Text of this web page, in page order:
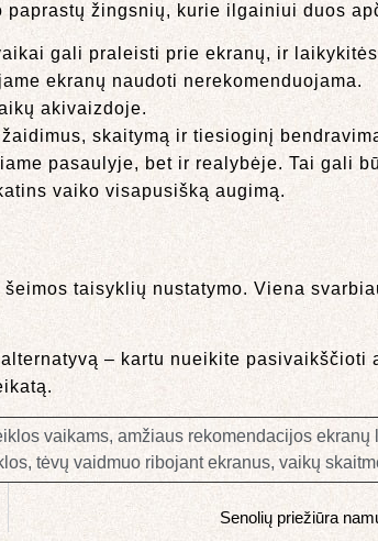
žingsnių, kurie ilgainiui duos
gali praleisti prie ekranų, ir
ekranų naudoti nerekomenduojama.
akivaizdoje.
skaitymą ir tiesioginį
pasaulyje, bet ir realybėje. Tai gali
vaiko visapusišką augimą.
taisyklių nustatymo. Viena
– kartu nueikite pasivaikščioti
vaikams, amžiaus rekomendacijos ekranų
, tėvų vaidmuo ribojant ekranus, vaikų
Senolių priežiūra